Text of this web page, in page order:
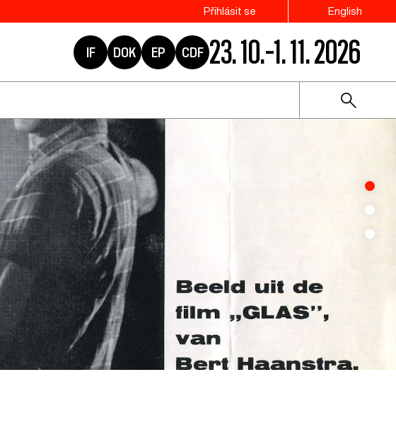
Přihlásit se English
IF DOK EP CDF 23. 10.–1. 11. 2026